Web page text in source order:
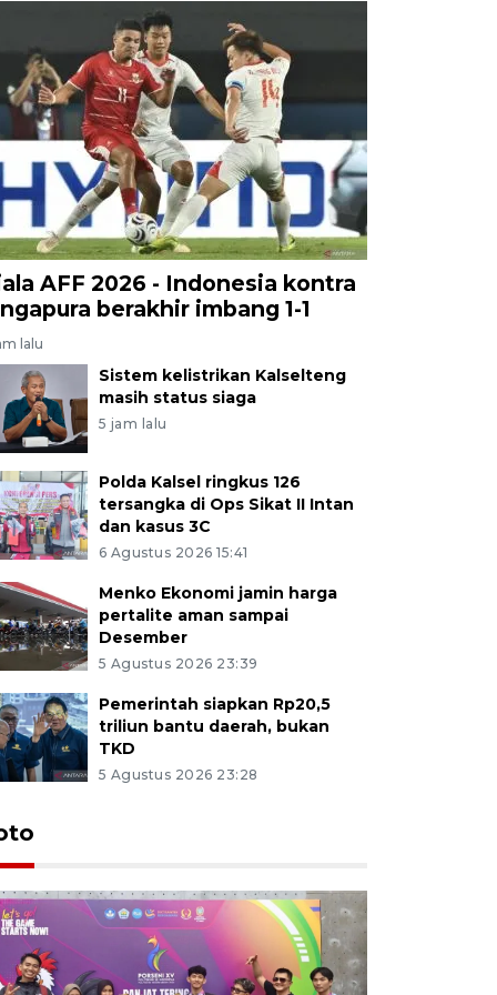
AFF 2026 - Indonesia kontra
berakhir imbang 1-1
lalu
Sistem kelistrikan Kalselteng
masih status siaga
5 jam lalu
Polda Kalsel ringkus 126
tersangka di Ops Sikat II Intan
dan kasus 3C
6 Agustus 2026 15:41
Menko Ekonomi jamin harga
pertalite aman sampai
Desember
5 Agustus 2026 23:39
Pemerintah siapkan Rp20,5
triliun bantu daerah, bukan
TKD
5 Agustus 2026 23:28